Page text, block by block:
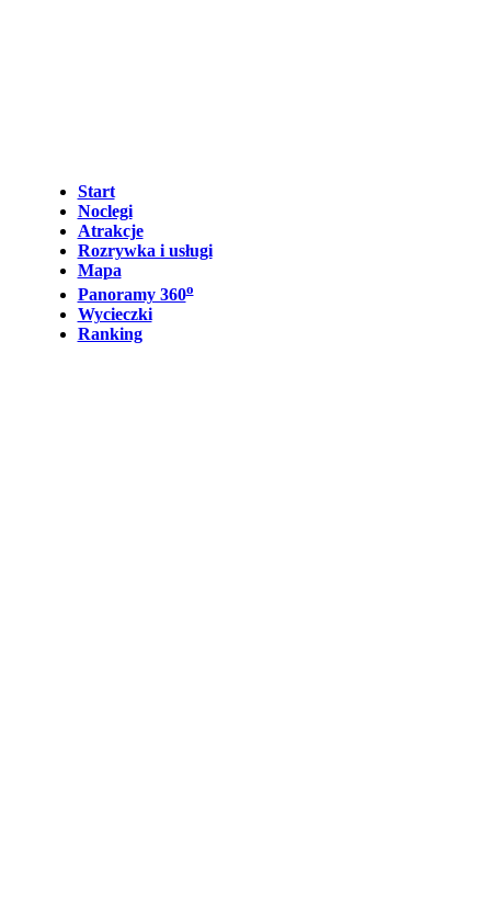
Start
Noclegi
Atrakcje
Rozrywka i usługi
Mapa
Panoramy 360o
Wycieczki
Ranking